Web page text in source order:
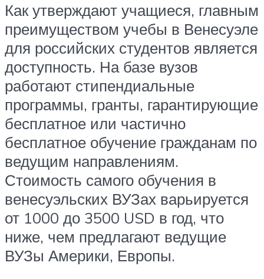
Как утверждают учащиеся, главным
преимуществом учебы в Венесуэле
для российских студентов является
доступность. На базе вузов
работают стипендиальные
программы, гранты, гарантирующие
бесплатное или частично
бесплатное обучение гражданам по
ведущим направлениям.
Стоимость самого обучения в
венесуэльских ВУЗах варьируется
от 1000 до 3500 USD в год, что
ниже, чем предлагают ведущие
ВУЗы Америки, Европы.